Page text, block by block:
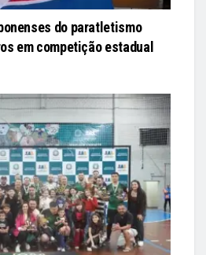
do paratletismo
em competição estadual